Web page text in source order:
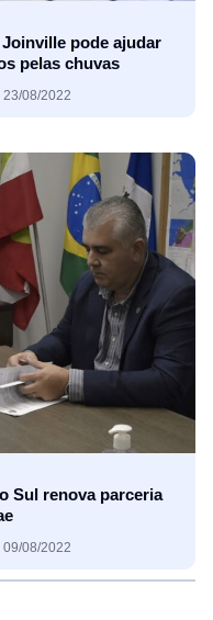
pode ajudar
pelas chuvas
23/08/2022
Sul renova parceria
09/08/2022